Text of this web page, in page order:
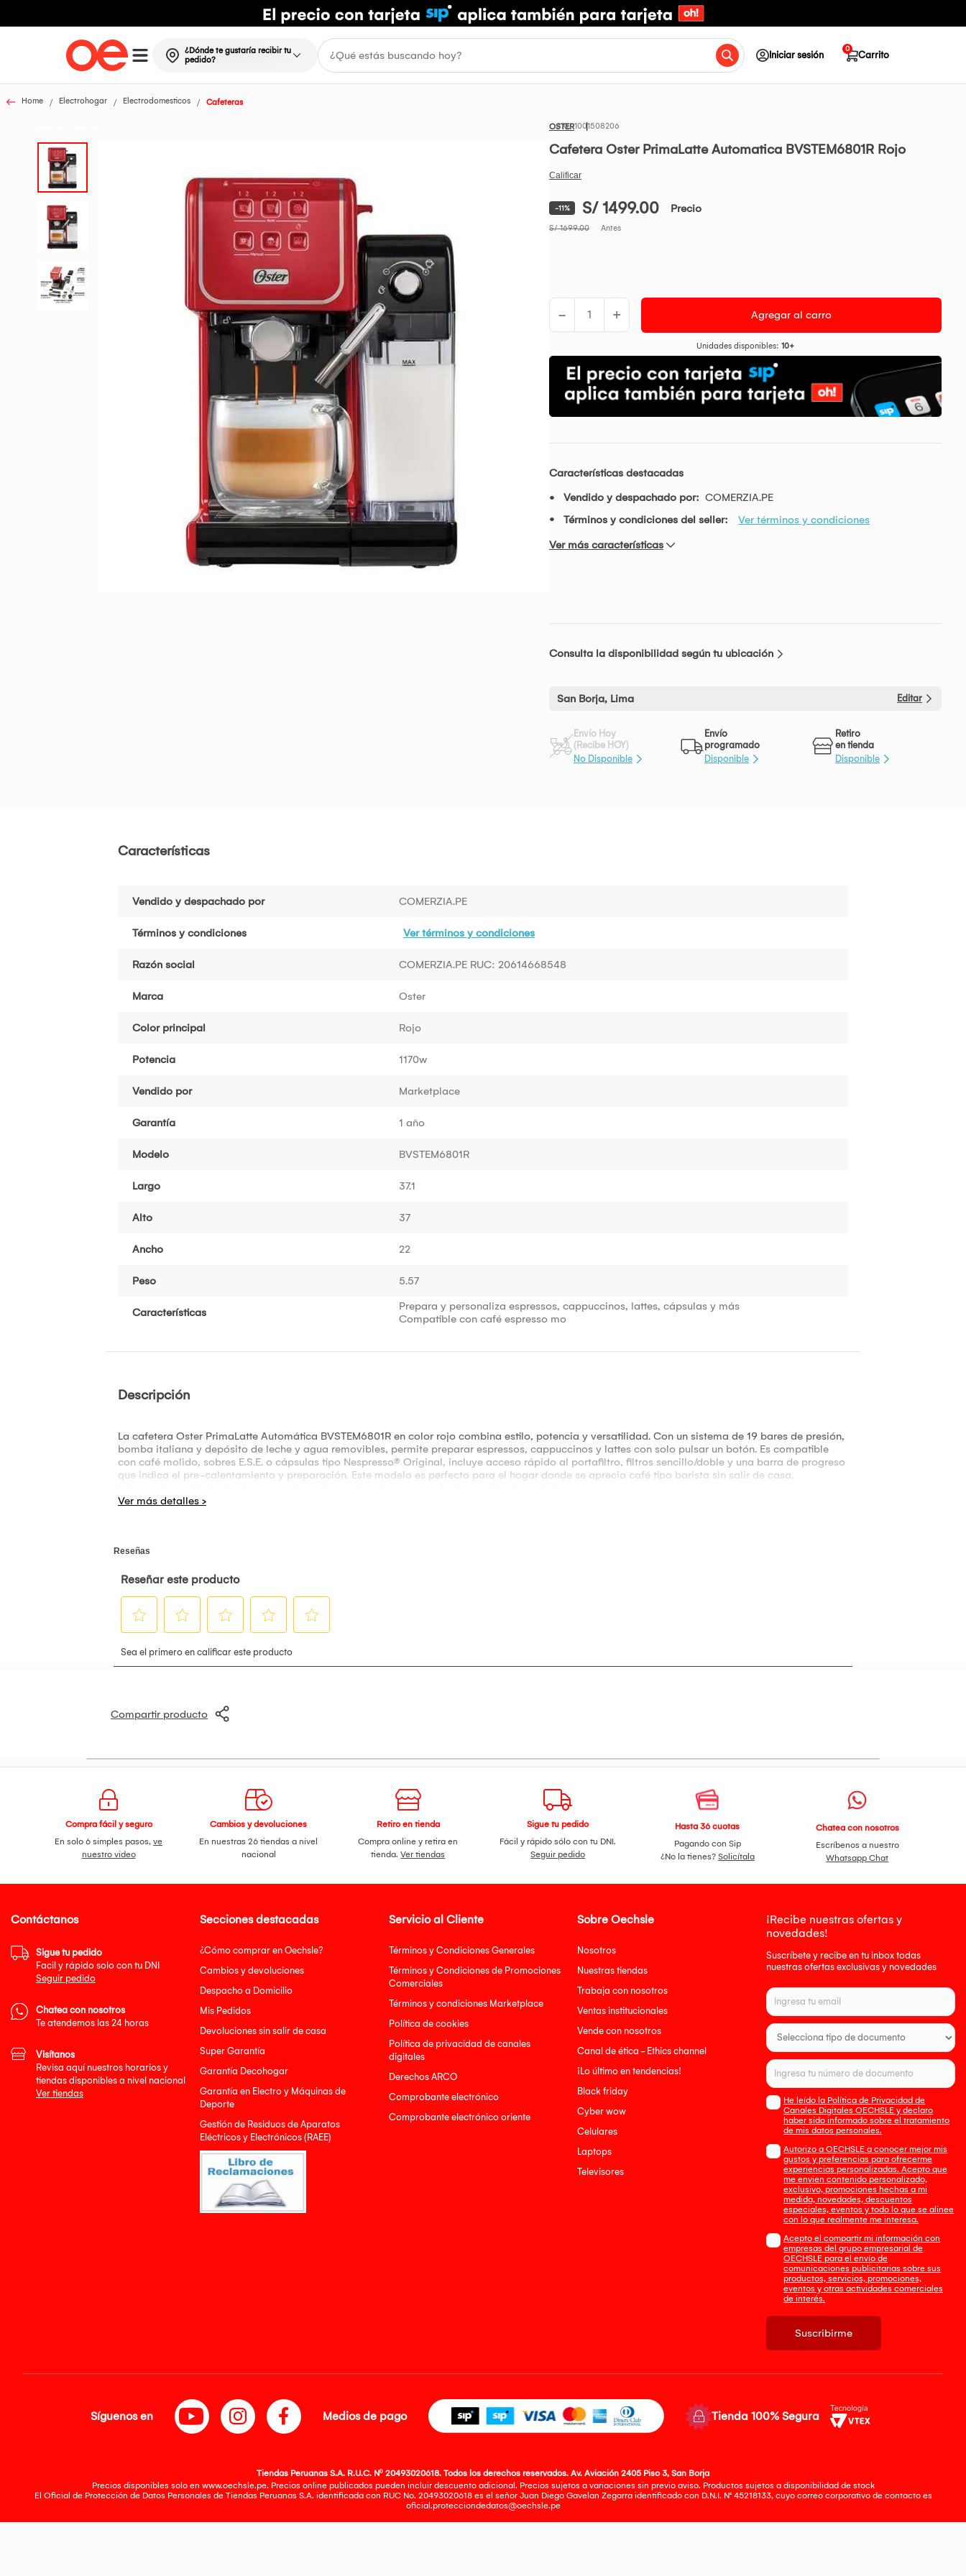
¿Dónde te gustaría recibir tu
pedido?
Iniciar sesión Carrito
0
Home Electrohogar Electrodomesticos Cafeteras
OSTER1001508206
Cafetera Oster PrimaLatte Automatica BVSTEM6801R Rojo
-11% S/ 1499.00 Precio
S/ 1699.00 Antes
- + Agregar al carro
Unidades disponibles: 10+
Características destacadas
Vendido y despachado por: COMERZIA.PE
Términos y condiciones del seller:
Ver términos y condiciones
Ver más características
Consulta la disponibilidad según tu ubicación
San Borja, Lima Editar
Envío Hoy
(Recibe HOY)
No Disponible
Envío
programado
Disponible
Retiro
en tienda
Disponible
Características
Vendido y despachado por COMERZIA.PE
Términos y condiciones Ver términos y condiciones
Razón social COMERZIA.PE RUC: 20614668548
Marca Oster
Color principal Rojo
Potencia 1170w
Vendido por Marketplace
Garantía 1 año
Modelo BVSTEM6801R
Largo 37.1
Alto 37
Ancho 22
Peso 5.57
Características
Prepara y personaliza espressos, cappuccinos, lattes, cápsulas y más
Compatible con café espresso mo
Descripción
La cafetera Oster PrimaLatte Automática BVSTEM6801R en color rojo combina estilo, potencia y versatilidad. Con un sistema de 19 bares de presión,
bomba italiana y depósito de leche y agua removibles, permite preparar espressos, cappuccinos y lattes con solo pulsar un botón. Es compatible
con café molido, sobres E.S.E. o cápsulas tipo Nespresso® Original, incluye acceso rápido al portafiltro, filtros sencillo/doble y una barra de progreso
que indica el pre-calentamiento y preparación. Este modelo es perfecto para el hogar donde se aprecia café tipo barista sin salir de casa,
Compartir producto
Compra fácil y seguro
En solo 6 simples pasos,ve
nuestro video
Cambios y devoluciones
En nuestras 26 tiendas a nivel
nacional
Retiro en tienda
Compra online y retira en
tienda.Ver tiendas
Sigue tu pedido
Fácil y rápido sólo con tu DNI.
Seguir pedido
Hasta 36 cuotas
Pagando con Sip
¿No la tienes? Solicítala
Chatea con nosotros
Escríbenos a nuestro
Whatsapp Chat
Secciones destacadas
¿Cómo comprar en Oechsle?
Cambios y devoluciones
Despacho a Domicilio
Mis Pedidos
Devoluciones sin salir de casa
Super Garantía
Garantía Decohogar
Garantía en Electro y Máquinas de
Deporte
Gestión de Residuos de Aparatos
Eléctricos y Electrónicos (RAEE)
Servicio al Cliente
Términos y Condiciones Generales
Términos y Condiciones de Promociones
Comerciales
Términos y condiciones Marketplace
Política de cookies
Política de privacidad de canales
digitales
Derechos ARCO
Comprobante electrónico
Comprobante electrónico oriente
Sobre Oechsle
Nosotros
Nuestras tiendas
Trabaja con nosotros
Ventas institucionales
Vende con nosotros
Canal de ética - Ethics channel
¡Lo último en tendencias!
Black friday
Cyber wow
Celulares
Laptops
Televisores
¡Recibe nuestras ofertas y
novedades!
Suscríbete y recibe en tu inbox todas
nuestras ofertas exclusivas y novedades
He leído la Política de Privacidad de
Canales Digitales OECHSLE y declaro
haber sido informado sobre el tratamiento
de mis datos personales.
Autorizo a OECHSLE a conocer mejor mis
gustos y preferencias para ofrecerme
experiencias personalizadas. Acepto que
me envien contenido personalizado,
exclusivo, promociones hechas a mi
medida, novedades, descuentos
especiales, eventos y todo lo que se alinee
con lo que realmente me interesa.
Acepto el compartir mi información con
empresas del grupo empresarial de
OECHSLE para el envío de
comunicaciones publicitarias sobre sus
productos, servicios, promociones,
eventos y otras actividades comerciales
de interés.
Suscribirme
Contáctanos
Sigue tu pedido
Facil y rápido solo con tu DNI
Seguir pedido
Chatea con nosotros
Te atendemos las 24 horas
Visítanos
Revisa aquí nuestros horarios y
tiendas disponibles a nivel nacional
Ver tiendas
Síguenos en Medios de pago Tienda 100% Segura
Tiendas Peruanas S.A. R.U.C. Nº 20493020618. Todos los derechos reservados. Av. Aviación 2405 Piso 3, San Borja
Precios disponibles solo en www.oechsle.pe. Precios online publicados pueden incluir descuento adicional. Precios sujetos a variaciones sin previo aviso. Productos sujetos a disponibilidad de stock
El Oficial de Protección de Datos Personales de Tiendas Peruanas S.A. identificada con RUC No. 20493020618 es el señor Juan Diego Gavelan Zegarra identificado con D.N.I. N° 45218133, cuyo correo corporativo de contacto es
oficial.protecciondedatos@oechsle.pe